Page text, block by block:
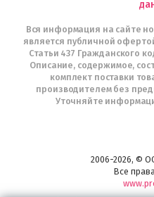
Вся информация на сайте
является публичной
Статьи 437 Гражданского
Описание, содержимое,
комплект поставки
производителем без
Уточняйте
2006-2026, ©
Все